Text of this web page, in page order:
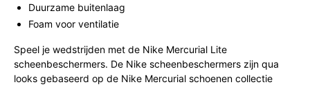
Duurzame buitenlaag
Foam voor ventilatie
Speel je wedstrijden met de Nike Mercurial Lite
scheenbeschermers. De Nike scheenbeschermers zijn qua
looks gebaseerd op de Nike Mercurial schoenen collectie